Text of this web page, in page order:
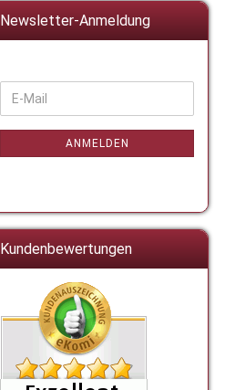
Newsletter-Anmeldung
ZUR
ANMELDUNG
E-
Mail
ANMELDEN
Kundenbewertungen